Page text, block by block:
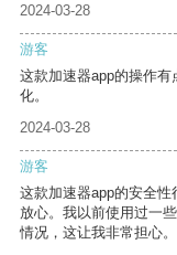
2024-03-28
游客
这款加速器app的操作
化。
2024-03-28
游客
这款加速器app的安全
放心。我以前使用过一
情况，这让我非常担心。